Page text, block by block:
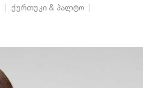
ქურთუკი & პალტო